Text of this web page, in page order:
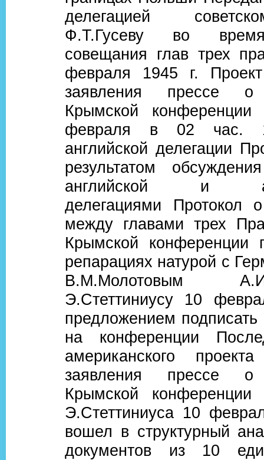
делегацией
Ф.Т.Гусеву во
совещания глав трех
февраля 1945 г. Проект
заявления прессе о
Крымской конференции
февраля в 02 час.
английской делегации
результатом
английской и
делегациями Протокол
между главами трех
Крымской конференции
репарациях натурой с
В.М.Молотовым
Э.Стеттиниусу 10
предложением подписать
на конференции
американского
заявления прессе о
Крымской конференции
Э.Стеттиниуса 10
вошел в структурный
документов из 10